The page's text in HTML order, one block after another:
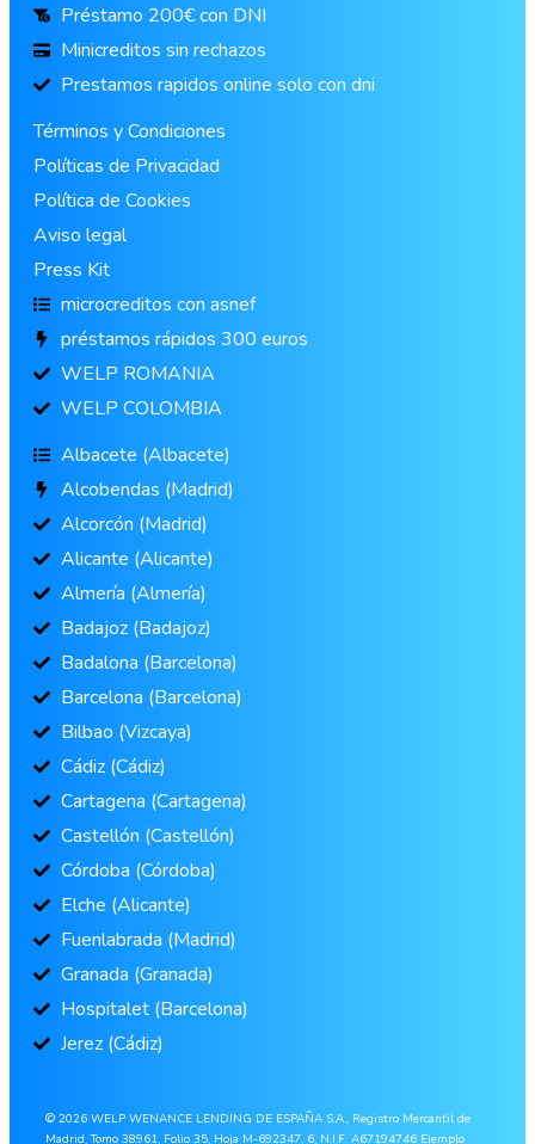
Préstamo 200€ con DNI
Minicreditos sin rechazos
Prestamos rapidos online solo con dni
Términos y Condiciones
Políticas de Privacidad
Política de Cookies
Aviso legal
Press Kit
microcreditos con asnef
préstamos rápidos 300 euros
WELP ROMANIA
WELP COLOMBIA
Albacete (Albacete)
Alcobendas (Madrid)
Alcorcón (Madrid)
Alicante (Alicante)
Almería (Almería)
Badajoz (Badajoz)
Badalona (Barcelona)
Barcelona (Barcelona)
Bilbao (Vizcaya)
Cádiz (Cádiz)
Cartagena (Cartagena)
Castellón (Castellón)
Córdoba (Córdoba)
Elche (Alicante)
Fuenlabrada (Madrid)
Granada (Granada)
Hospitalet (Barcelona)
Jerez (Cádiz)
© 2026 WELP WENANCE LENDING DE ESPAÑA S.A., Registro Mercantil de
Madrid, Tomo 38961, Folio 35, Hoja M-692347, 6, N.I.F. A67194746 Ejemplo